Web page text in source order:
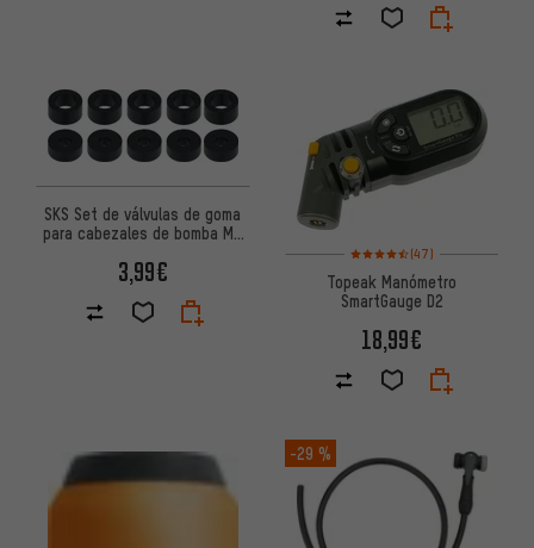
SKS Set de válvulas de goma
para cabezales de bomba MV
3,99€
Valoración media: 4,5 de 5
(47)
Topeak Manómetro
SmartGauge D2
18,99€
-29 %